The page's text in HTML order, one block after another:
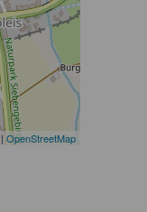
|OpenStreetMap